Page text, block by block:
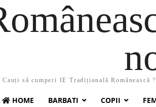
Cauți să cumperi IE Tradițională
HOME BARBATI COPII